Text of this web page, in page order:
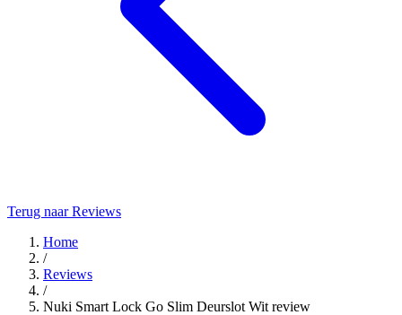
Terug naar Reviews
Home
/
Reviews
/
Nuki Smart Lock Go Slim Deurslot Wit review